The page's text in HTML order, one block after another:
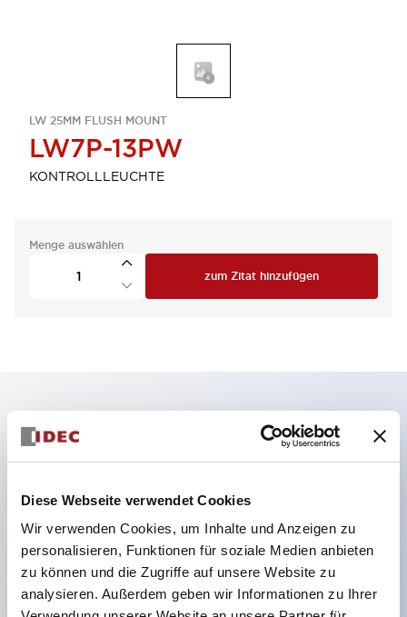
Diese Webseite verwendet Cookies
Wir verwenden Cookies, um Inhalte und Anzeigen zu
personalisieren, Funktionen für soziale Medien anbieten
zu können und die Zugriffe auf unsere Website zu
analysieren. Außerdem geben wir Informationen zu Ihrer
LW 25MM FLUSH MOUNT
LW7P-13PW
KONTROLLLEUCHTE
Menge auswählen
zum Zitat hinzufügen
Hauptmerkmale
Der schlüsselsichere Selektorschalter verwendet
eine hochsichere Stiftzuhaltungsstruktur
Schutzart IP65 (IEC60529)